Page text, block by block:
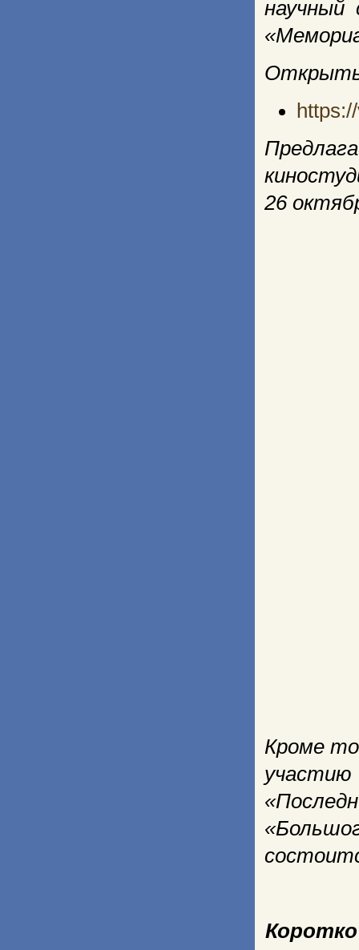
научный
26
Кроме